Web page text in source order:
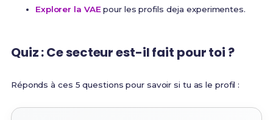
Explorer la VAEpour les profils deja experimentes.
Quiz : Ce secteur est-il fait pour toi ?
Réponds à ces 5 questions pour savoir si tu as le profil :